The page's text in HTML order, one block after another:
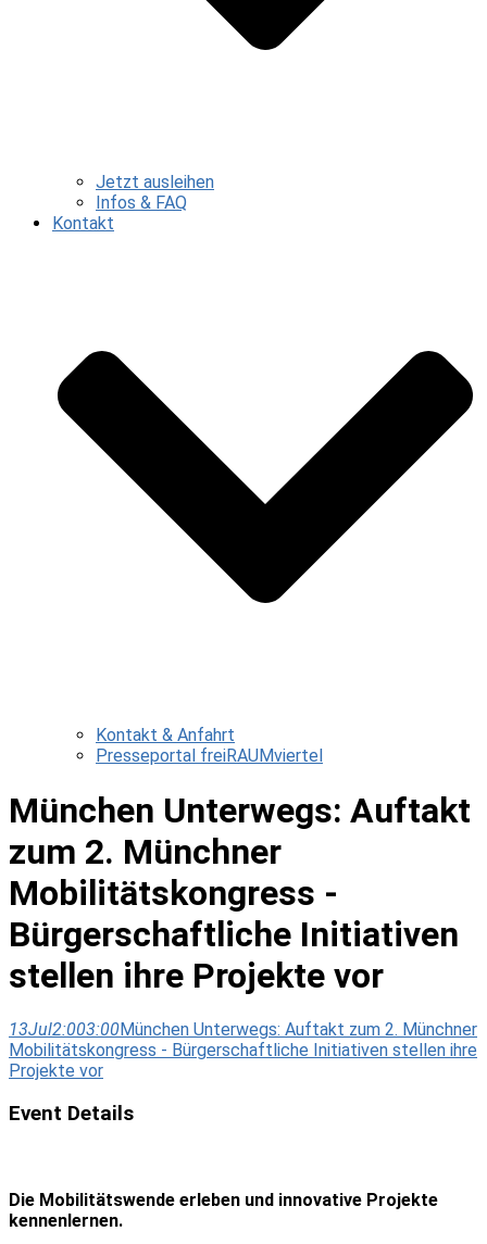
Jetzt ausleihen
Infos & FAQ
Kontakt
Kontakt & Anfahrt
Presseportal freiRAUMviertel
München Unterwegs: Auftakt
zum 2. Münchner
Mobilitätskongress -
Bürgerschaftliche Initiativen
stellen ihre Projekte vor
13Jul2:003:00München Unterwegs: Auftakt zum 2. Münchner
Mobilitätskongress - Bürgerschaftliche Initiativen stellen ihre
Projekte vor
Event Details
Die Mobilitätswende erleben und innovative Projekte
kennenlernen.